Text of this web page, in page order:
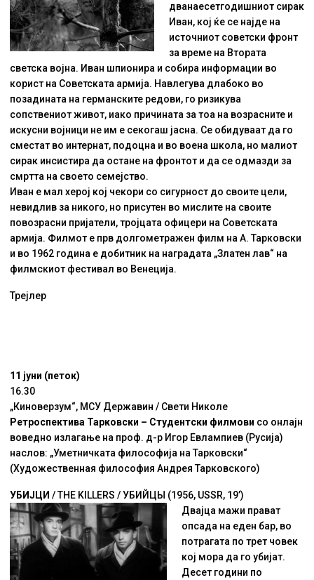
дванаесетгодишниот сирак
Иван, кој ќе се најде на
источниот советски фронт
за време на Втората
светска војна. Иван шпионира и собира информации во
корист на Советската армија. Навлегува длабоко во
позадината на германските редови, го ризикува
сопствениот живот, иако причината за тоа на возрасните и
искусни војници не им е секогаш јасна. Се обидуваат да го
сместат во интернат, подоцна и во воена школа, но малиот
сирак инсистира да остане на фронтот и да се одмазди за
смртта на своето семејство.
Иван е мал херој кој чекори со сигурност до своите цели,
невидлив за никого, но присутен во мислите на своите
повозрасни пријатели, тројцата офицери на Советската
армија. Филмот е прв долгометражен филм на А. Тарковски
и во 1962 година е добитник на наградата „Златен лав“ на
филмскиот фестивал во Венеција.
Трејлер
11 јуни (петок)
16.30
„Киноверзум“, МСУ Державин / Свети Николе
Ретроспектива Тарковски – Студентски филмови со онлајн
воведно излагање на проф. д-р Игор Евлампиев (Русија)
наслов: „Уметничката философија на Тарковски“
(Художественная философия Андрея Тарковского)
УБИЈЦИ / THE KILLERS / УБИЙЦЫ (1956, USSR, 19’)
Двајца мажи прават
опсада на едeн бар, во
потрагата по трет човек
кој мора да го убијат.
Десет години по